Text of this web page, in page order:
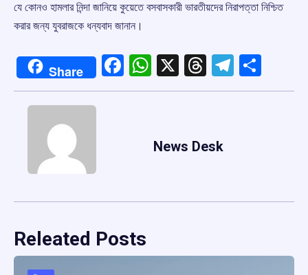
যে কোনও হামলার নিন্দা জানিয়ে কুয়েতে বসবাসকারী ভারতীয়দের নিরাপত্তা নিশ্চিত
করার জন্য যুবরাজকে ধন্যবাদ জানান।
Share Facebook
WhatsApp
X Threads
News Desk
Releated Posts